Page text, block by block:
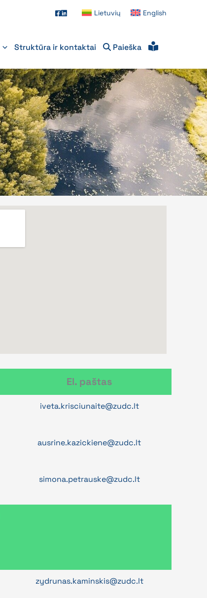
Lietuvių English
Struktūra ir kontaktai Paieška
El. paštas
iveta.krisciunaite@zudc.lt
ausrine.kazickiene@zudc.lt
simona.petrauske@zudc.lt
zydrunas.kaminskis@zudc.lt